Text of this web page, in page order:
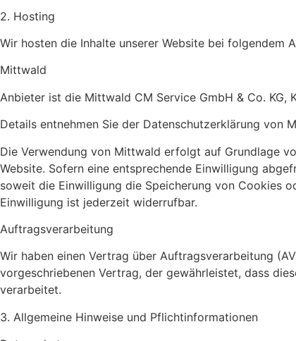
2. Hosting
Wir hosten die Inhalte unserer Website bei folgendem
Mittwald
Anbieter ist die Mittwald CM Service GmbH & Co.
Details entnehmen Sie der Datenschutzerklärung von
Die Verwendung von Mittwald erfolgt auf Grundlage
Website. Sofern eine entsprechende Einwilligung
soweit die Einwilligung die Speicherung von Cookies
Einwilligung ist jederzeit widerrufbar.
Auftragsverarbeitung
Wir haben einen Vertrag über Auftragsverarbeitung
vorgeschriebenen Vertrag, der gewährleistet, dass
verarbeitet.
3. Allgemeine Hinweise und Pflicht­informationen